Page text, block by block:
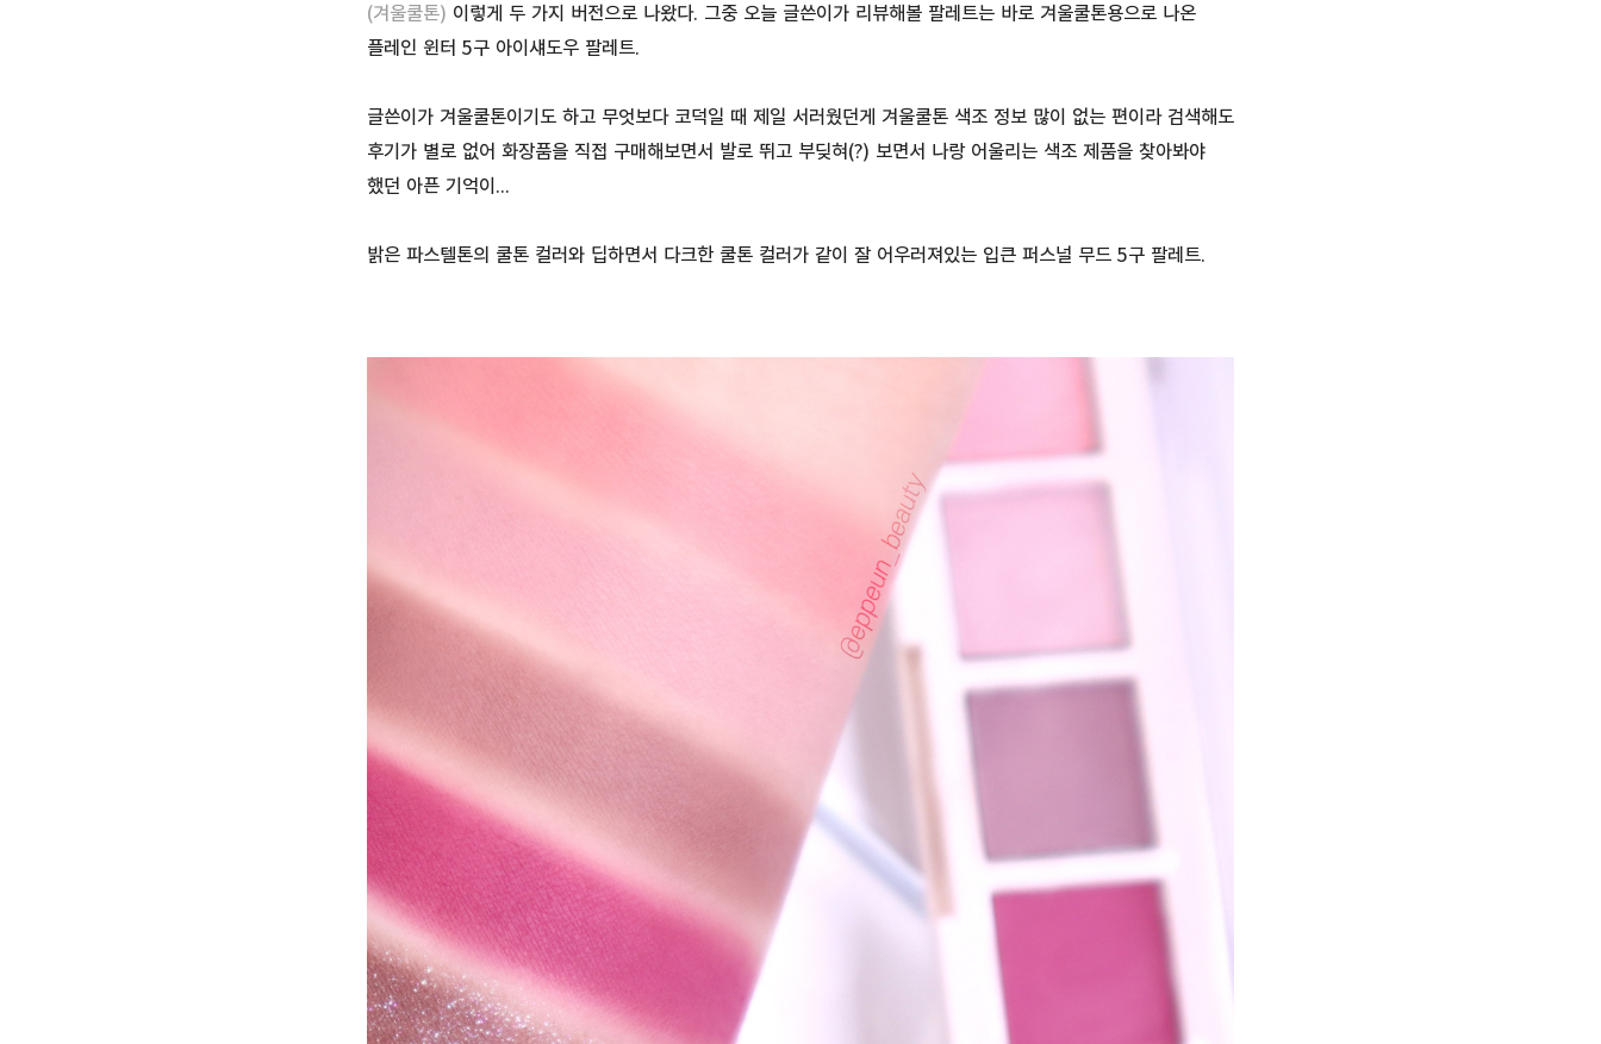
(겨울쿨톤) 이렇게 두 가지 버전으로 나왔다. 그중 오늘 글쓴이가 리뷰해볼 팔레트는 바로 겨울쿨톤용으로 나온
플레인 윈터 5구 아이섀도우 팔레트.
글쓴이가 겨울쿨톤이기도 하고 무엇보다 코덕일 때 제일 서러웠던게 겨울쿨톤 색조 정보 많이 없는 편이라 검색해도
후기가 별로 없어 화장품을 직접 구매해보면서 발로 뛰고 부딪혀(?) 보면서 나랑 어울리는 색조 제품을 찾아봐야
했던 아픈 기억이...
밝은 파스텔톤의 쿨톤 컬러와 딥하면서 다크한 쿨톤 컬러가 같이 잘 어우러져있는 입큰 퍼스널 무드 5구 팔레트.